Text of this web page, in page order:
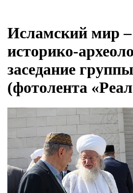
Исламский мир –
историко-
заседание
(фотолента